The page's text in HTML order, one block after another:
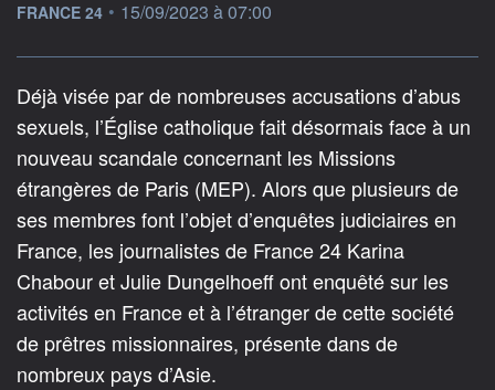
information fournie par
FRANCE 24 • 15/09/2023 à 07:00
Déjà visée par de nombreuses accusations d’abus
sexuels, l’Église catholique fait désormais face à un
nouveau scandale concernant les Missions
étrangères de Paris (MEP). Alors que plusieurs de
ses membres font l’objet d’enquêtes judiciaires en
France, les journalistes de France 24 Karina
Chabour et Julie Dungelhoeff ont enquêté sur les
activités en France et à l’étranger de cette société
de prêtres missionnaires, présente dans de
nombreux pays d’Asie.